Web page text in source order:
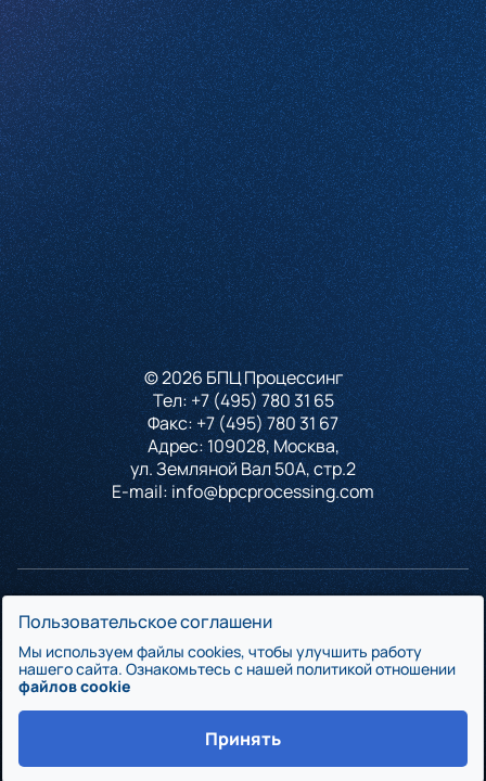
Пользовательское соглашени
Мы используем файлы cookies, чтобы улучшить работу
нашего сайта. Ознакомьтесь с нашей политикой отношении
файлов cookie
Принять
Проверочное слово*(Нажмите чтобы обновить)
Я принимаю условияПользовательского соглашения
и согласен сПолитикой конфиденциальности
Отправить
© 2026 БПЦ Процессинг
Тел:+7 (495) 780 31 65
Факс: +7 (495) 780 31 67
Адрес: 109028, Москва,
ул. Земляной Вал 50А, стр.2
E-mail:info@bpcprocessing.com
БПЦ Процессинг является сертифицированным участником платёжных
по эмиссии и эквайрингу банковских карт. На базе БПЦ Процессинга
банк сможет получить аутсорсинг полного спектра карточных
технологии.